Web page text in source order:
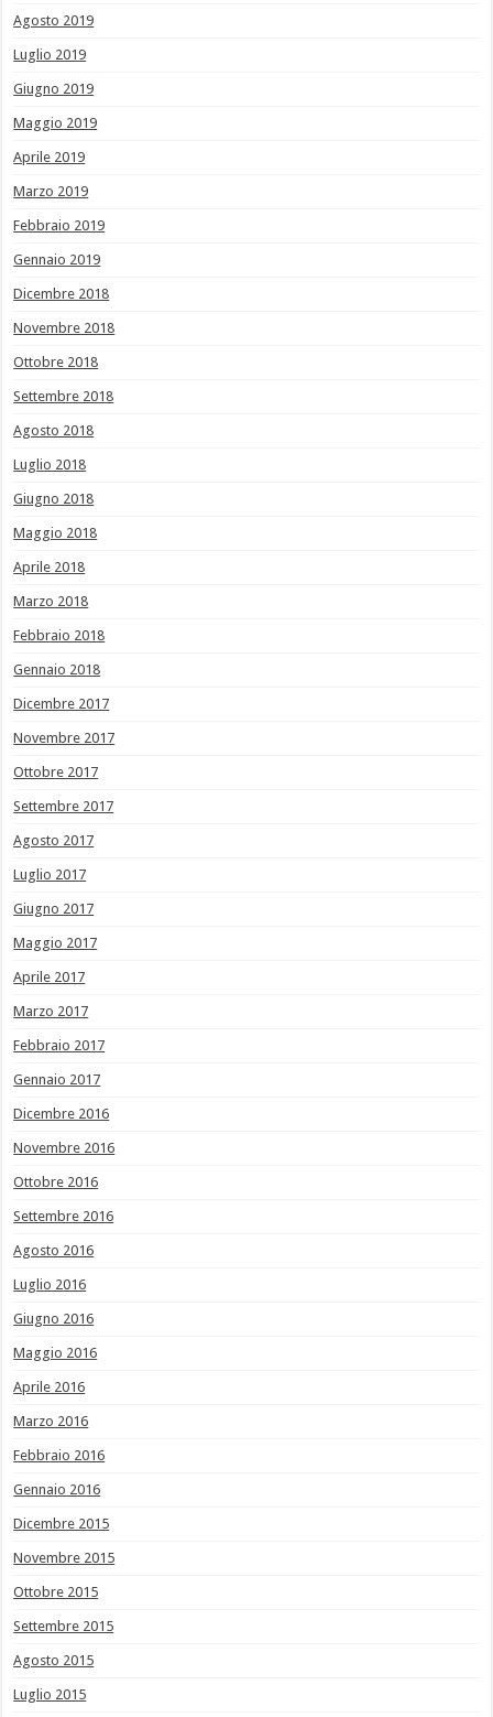
Agosto 2019
Luglio 2019
Giugno 2019
Maggio 2019
Aprile 2019
Marzo 2019
Febbraio 2019
Gennaio 2019
Dicembre 2018
Novembre 2018
Ottobre 2018
Settembre 2018
Agosto 2018
Luglio 2018
Giugno 2018
Maggio 2018
Aprile 2018
Marzo 2018
Febbraio 2018
Gennaio 2018
Dicembre 2017
Novembre 2017
Ottobre 2017
Settembre 2017
Agosto 2017
Luglio 2017
Giugno 2017
Maggio 2017
Aprile 2017
Marzo 2017
Febbraio 2017
Gennaio 2017
Dicembre 2016
Novembre 2016
Ottobre 2016
Settembre 2016
Agosto 2016
Luglio 2016
Giugno 2016
Maggio 2016
Aprile 2016
Marzo 2016
Febbraio 2016
Gennaio 2016
Dicembre 2015
Novembre 2015
Ottobre 2015
Settembre 2015
Agosto 2015
Luglio 2015